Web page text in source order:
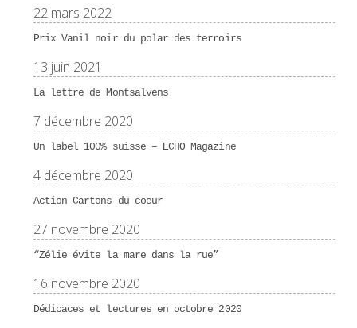
22 mars 2022
Prix Vanil noir du polar des terroirs
13 juin 2021
La lettre de Montsalvens
7 décembre 2020
Un label 100% suisse – ECHO Magazine
4 décembre 2020
Action Cartons du coeur
27 novembre 2020
“Zélie évite la mare dans la rue”
16 novembre 2020
Dédicaces et lectures en octobre 2020